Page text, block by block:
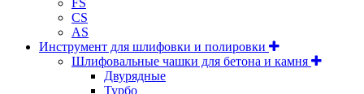
FS
CS
AS
Инструмент для шлифовки и полировки
Шлифовальные чашки для бетона и камня
Двурядные
Турбо